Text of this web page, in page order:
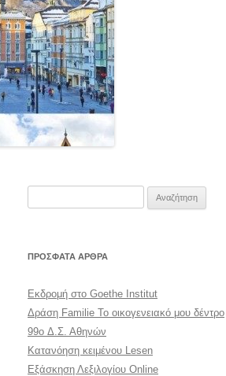
ΠΡΌΣΦΑΤΑ ΆΡΘΡΑ
Εκδρομή στο Goethe Institut
Δράση Familie Το οικογενειακό μου δέντρο
99o Δ.Σ. Αθηνών
Κατανόηση κειμένου Lesen
Εξάσκηση Λεξιλογίου Online